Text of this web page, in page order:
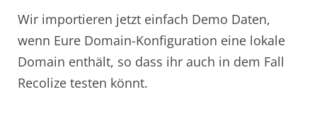
Wir importieren jetzt einfach Demo Daten,
wenn Eure Domain-Konfiguration eine lokale
Domain enthält, so dass ihr auch in dem Fall
Recolize testen könnt.